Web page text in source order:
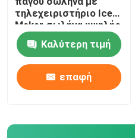
τηλεχειριστήριο Ice
Maker σωλήνα υψηλής
ταχύτητας
Καλύτερη τιμή
επαφή